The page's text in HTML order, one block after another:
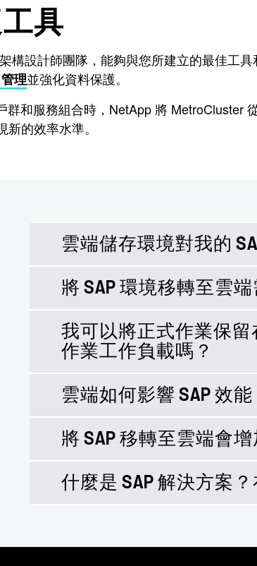
具
構設計師團隊，能夠與您所建立的最佳工
理並強化資料保護。
和服務組合時，NetApp 將 MetroCluster
的效率水準。
雲端儲存環境對我的
雲端提供敏捷度與快速部署的承諾
您的 SAP 部署選擇最合適的雲端
程式整合。
將 SAP 環境移轉至雲
我們可以協助您在最短的時間內完
跟接收 SAP 硬體差不多的時間
我可以將正式作業保
作業工作負載嗎？
可以，無論您在 SAP 旅途的哪個
選擇的時間和方式來善用雲端技術
雲端如何影響 SAP 效能
使用適合您 SAP 環境的正確解決
成系統更新，而非花費數天或數
將 SAP 移轉至雲端會
不會！透過 NetApp Cloud
資料分層儲存功能來降低成本，
什麼是 SAP 解決方案
SAP 災難恢復：深入瞭解